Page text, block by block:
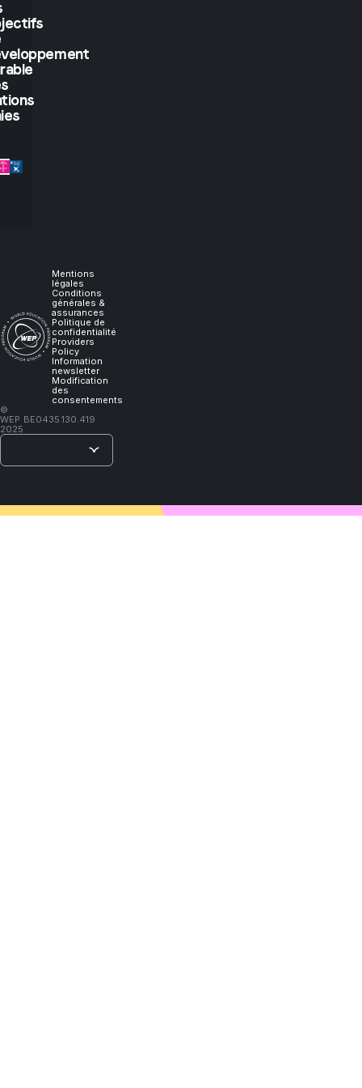
Mentions
légales
Conditions
générales &
assurances
Politique de
confidentialité
Providers
Policy
Information
newsletter
Modification
des
consentements
©
WEP
2025
BE0435.130.419
But
if
you
let
me
will
learn."
Lao